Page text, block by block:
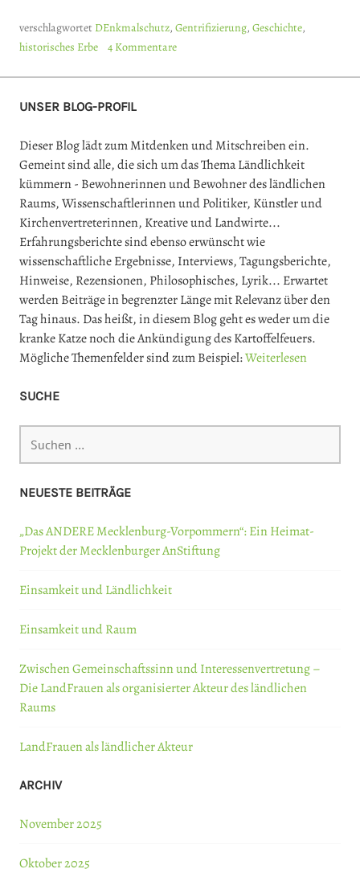
verschlagwortet DEnkmalschutz, Gentrifizierung, Geschichte,
historisches Erbe
4 Kommentare
UNSER BLOG-PROFIL
Dieser Blog lädt zum Mitdenken und Mitschreiben ein.
Gemeint sind alle, die sich um das Thema Ländlichkeit
kümmern - Bewohnerinnen und Bewohner des ländlichen
Raums, Wissenschaftlerinnen und Politiker, Künstler und
Kirchenvertreterinnen, Kreative und Landwirte...
Erfahrungsberichte sind ebenso erwünscht wie
wissenschaftliche Ergebnisse, Interviews, Tagungsberichte,
Hinweise, Rezensionen, Philosophisches, Lyrik... Erwartet
werden Beiträge in begrenzter Länge mit Relevanz über den
Tag hinaus. Das heißt, in diesem Blog geht es weder um die
kranke Katze noch die Ankündigung des Kartoffelfeuers.
Mögliche Themenfelder sind zum Beispiel:Weiterlesen
SUCHE
nach:
NEUESTE BEITRÄGE
„Das ANDERE Mecklenburg-Vorpommern“: Ein Heimat-
Projekt der Mecklenburger AnStiftung
Einsamkeit und Ländlichkeit
Einsamkeit und Raum
Zwischen Gemeinschaftssinn und Interessenvertretung –
Die LandFrauen als organisierter Akteur des ländlichen
Raums
LandFrauen als ländlicher Akteur
ARCHIV
November 2025
Oktober 2025